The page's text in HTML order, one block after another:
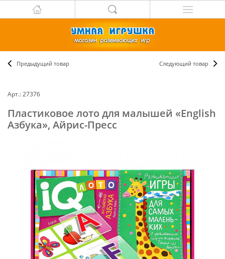
Предыдущий товар Следующий товар
Арт.: 27376
Пластиковое лото для малышей «English
Азбука», Айрис-Пресс